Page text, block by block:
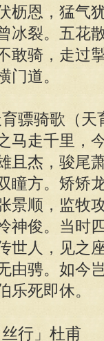
恩，猛气犹
裂。五花散
骑，走过掣
道。
骠骑歌（
走千里，今
杰，骏尾萧
方。矫矫龙
顺，监牧攻
俊。当时四
人，见之座
骋。如今岂
死即休。
行」杜甫